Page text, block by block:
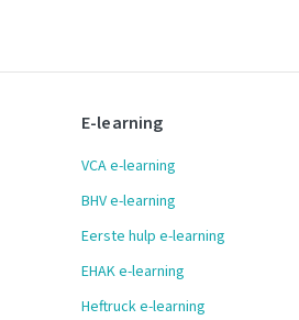
E-learning
VCA e-learning
BHV e-learning
Eerste hulp e-learning
EHAK e-learning
Heftruck e-learning